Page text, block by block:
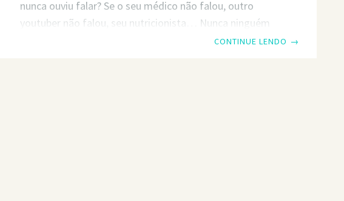
nunca ouviu falar? Se o seu médico não falou, outro
youtuber não falou, seu nutricionista… Nunca ninguém
falou. O que é a obesidade hipotérmica? É hipotérmica.
CONTINUE LENDO →